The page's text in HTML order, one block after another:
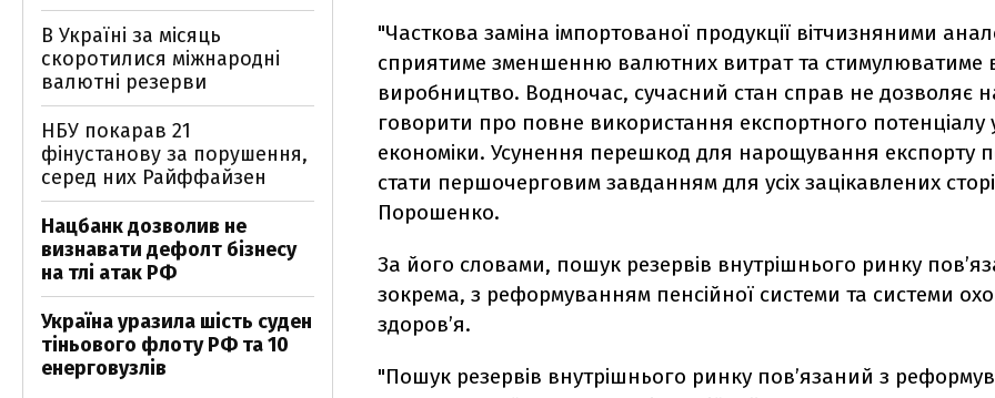
"Часткова заміна імпортованої продукції вітчизняними
сприятиме зменшенню валютних витрат та стимулюватиме
виробництво. Водночас, сучасний стан справ не дозволяє
говорити про повне використання експортного потенціалу
економіки. Усунення перешкод для нарощування експорту
стати першочерговим завданням для усіх зацікавлених
Порошенко.
За його словами, пошук резервів внутрішнього ринку
зокрема, з реформуванням пенсійної системи та системи
здоров’я.
"Пошук резервів внутрішнього ринку пов’язаний з
В Україні за місяць
скоротилися міжнародні
валютні резерви
НБУ покарав 21
фінустанову за порушення,
серед них Райффайзен
Нацбанк дозволив не
визнавати дефолт бізнесу
на тлі атак РФ
Україна уразила шість суден
тіньового флоту РФ та 10
енерговузлів